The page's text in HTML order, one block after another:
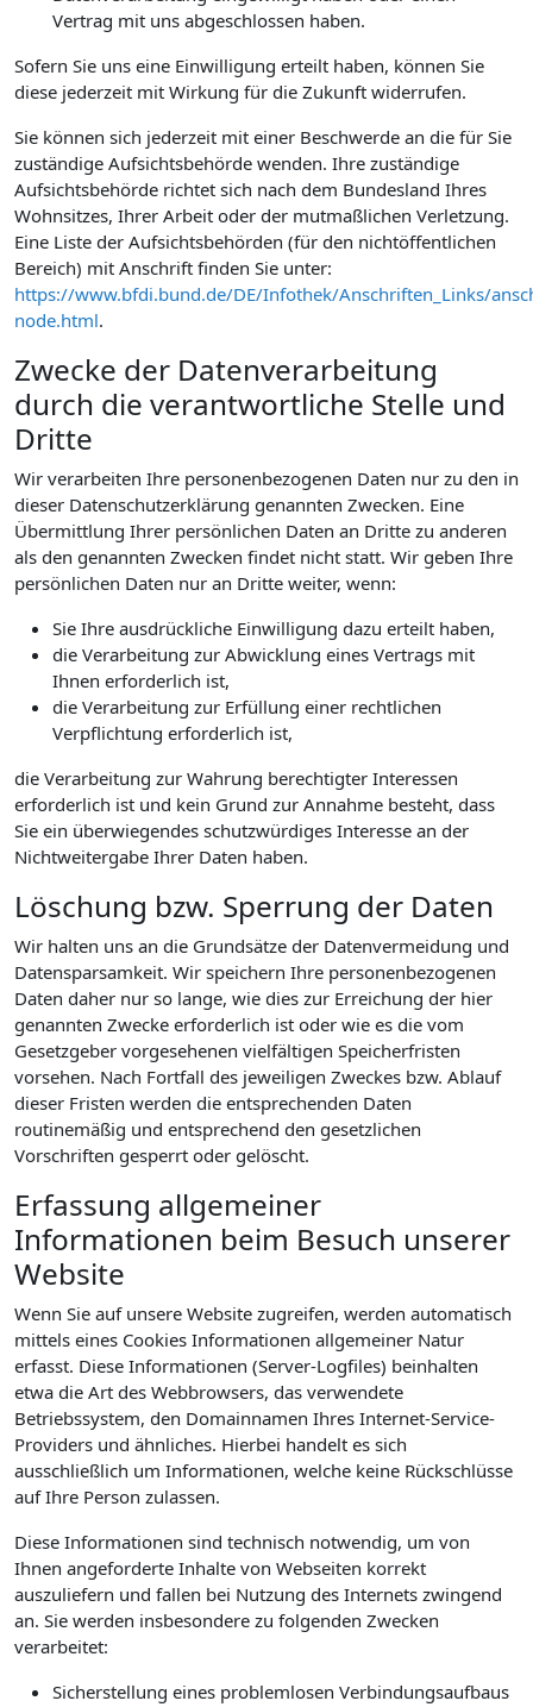
Vertrag mit uns abgeschlossen haben.
Sofern Sie uns eine Einwilligung erteilt haben, können Sie
diese jederzeit mit Wirkung für die Zukunft widerrufen.
Sie können sich jederzeit mit einer Beschwerde an die für Sie
zuständige Aufsichtsbehörde wenden. Ihre zuständige
Aufsichtsbehörde richtet sich nach dem Bundesland Ihres
Wohnsitzes, Ihrer Arbeit oder der mutmaßlichen Verletzung.
Eine Liste der Aufsichtsbehörden (für den nichtöffentlichen
Bereich) mit Anschrift finden Sie unter:
https://www.bfdi.bund.de/DE/Infothek/Anschriften_Links/
node.html.
Zwecke der Datenverarbeitung
durch die verantwortliche Stelle und
Dritte
Wir verarbeiten Ihre personenbezogenen Daten nur zu den in
dieser Datenschutzerklärung genannten Zwecken. Eine
Übermittlung Ihrer persönlichen Daten an Dritte zu anderen
als den genannten Zwecken findet nicht statt. Wir geben Ihre
persönlichen Daten nur an Dritte weiter, wenn:
Sie Ihre ausdrückliche Einwilligung dazu erteilt haben,
die Verarbeitung zur Abwicklung eines Vertrags mit
Ihnen erforderlich ist,
die Verarbeitung zur Erfüllung einer rechtlichen
Verpflichtung erforderlich ist,
die Verarbeitung zur Wahrung berechtigter Interessen
erforderlich ist und kein Grund zur Annahme besteht, dass
Sie ein überwiegendes schutzwürdiges Interesse an der
Nichtweitergabe Ihrer Daten haben.
Löschung bzw. Sperrung der Daten
Wir halten uns an die Grundsätze der Datenvermeidung und
Datensparsamkeit. Wir speichern Ihre personenbezogenen
Daten daher nur so lange, wie dies zur Erreichung der hier
genannten Zwecke erforderlich ist oder wie es die vom
Gesetzgeber vorgesehenen vielfältigen Speicherfristen
vorsehen. Nach Fortfall des jeweiligen Zweckes bzw. Ablauf
dieser Fristen werden die entsprechenden Daten
routinemäßig und entsprechend den gesetzlichen
Vorschriften gesperrt oder gelöscht.
Erfassung allgemeiner
Informationen beim Besuch unserer
Website
Wenn Sie auf unsere Website zugreifen, werden automatisch
mittels eines Cookies Informationen allgemeiner Natur
erfasst. Diese Informationen (Server-Logfiles) beinhalten
etwa die Art des Webbrowsers, das verwendete
Betriebssystem, den Domainnamen Ihres Internet-Service-
Providers und ähnliches. Hierbei handelt es sich
ausschließlich um Informationen, welche keine Rückschlüsse
auf Ihre Person zulassen.
Diese Informationen sind technisch notwendig, um von
Ihnen angeforderte Inhalte von Webseiten korrekt
auszuliefern und fallen bei Nutzung des Internets zwingend
an. Sie werden insbesondere zu folgenden Zwecken
verarbeitet:
Sicherstellung eines problemlosen Verbindungsaufbaus